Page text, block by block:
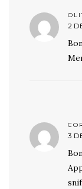
2
3